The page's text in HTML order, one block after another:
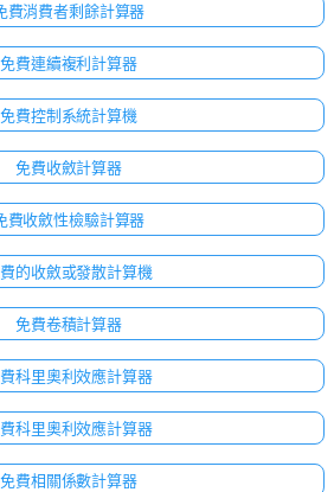
費消費者剩餘計算器
免費連續複利計算器
免費控制系統計算機
免費收斂計算器
費收斂性檢驗計算器
的收斂或發散計算機
免費卷積計算器
科里奧利效應計算器
科里奧利效應計算器
免費相關係數計算器